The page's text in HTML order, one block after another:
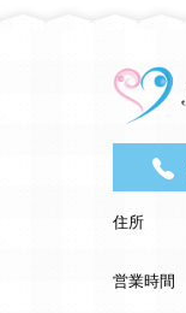
住所
営業時間